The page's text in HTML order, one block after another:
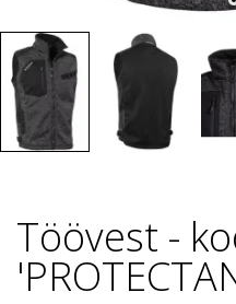
Töövest -